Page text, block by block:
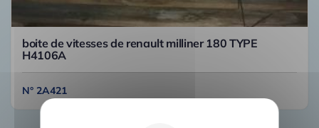
boite de vitesses de renault milliner 180 TYPE
H4106A
N° 2A421